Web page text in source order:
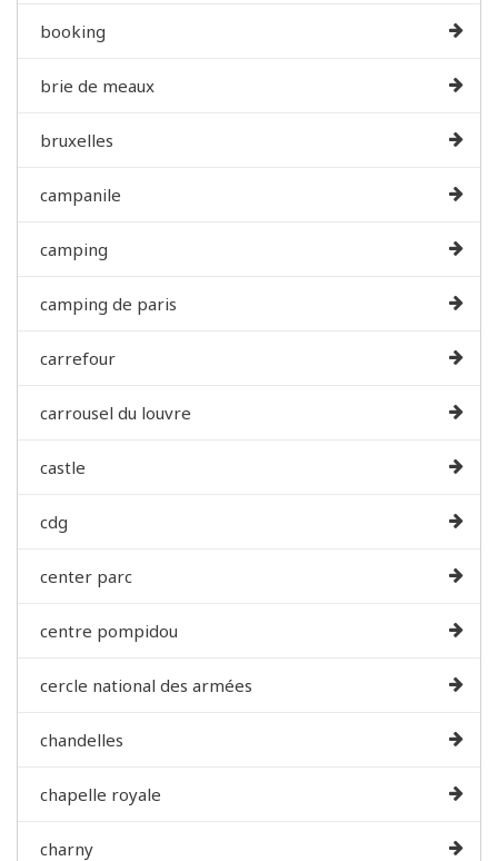
booking
brie de meaux
bruxelles
campanile
camping
camping de paris
carrefour
carrousel du louvre
castle
cdg
center parc
centre pompidou
cercle national des armées
chandelles
chapelle royale
charny